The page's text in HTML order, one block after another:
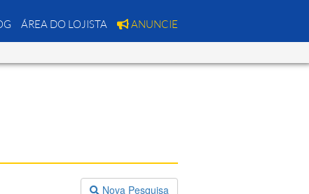
ÁREA DO LOJISTA ANUNCIE
Nova Pesquisa